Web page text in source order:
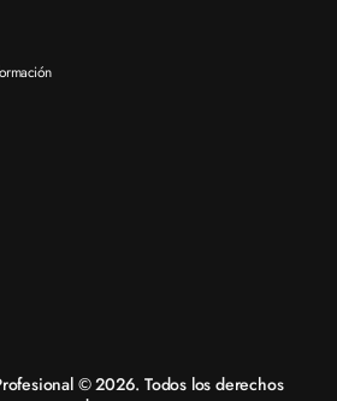
© 2026. Todos los derechos